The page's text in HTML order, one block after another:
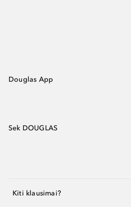
Douglas App
Sek DOUGLAS
Kiti klausimai?